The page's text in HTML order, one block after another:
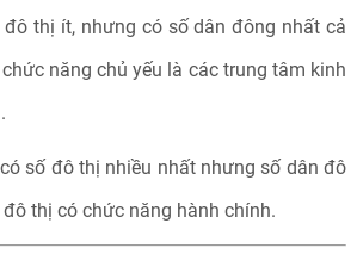
thị ít, nhưng có số dân đông nhất cả
năng chủ yếu là các trung tâm kinh
số đô thị nhiều nhất nhưng số dân đô
thị có chức năng hành chính.